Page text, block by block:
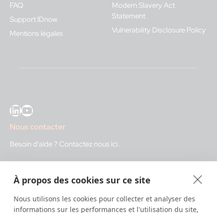
FAQ
Support IDnow
Mentions légales
Modern Slavery Act
Statement
Vulnerability Disclosure Policy
LinkedIn YouTube
Nous contacter
Besoin d'aide ? Contactez nous ici.
Auenstraße 100, 80469 Munich, Germany
Heures d'ouverture
À propos des cookies sur ce site
Nous utilisons les cookies pour collecter et analyser des
informations sur les performances et l'utilisation du site,